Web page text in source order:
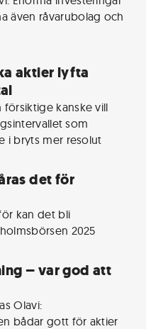
även råvarubolag och
aktier lyfta
försiktige kanske vill
som
i bryts mer resolut
det för
kan det bli
2025
– var god att
Olavi:
bådar gott för aktier